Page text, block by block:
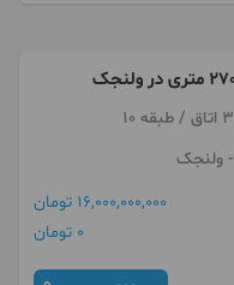
- ولنجک
16,000,000,000 تومان
0 تومان